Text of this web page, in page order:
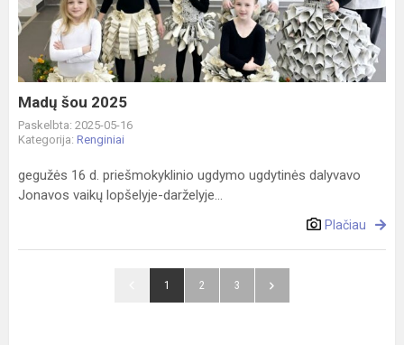
Madų šou 2025
Paskelbta: 2025-05-16
Kategorija: Renginiai
gegužės 16 d. priešmokyklinio ugdymo ugdytinės dalyvavo
Jonavos vaikų lopšelyje-darželyje...
Plačiau
1 2 3